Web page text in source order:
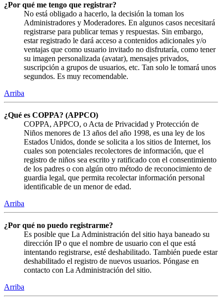
¿Por qué me tengo que registrar?
No está obligado a hacerlo, la decisión la toman los
Administradores y Moderadores. En algunos casos necesitará
registrarse para publicar temas y respuestas. Sin embargo,
estar registrado le dará acceso a contenidos adicionales y/o
ventajas que como usuario invitado no disfrutaría, como tener
su imagen personalizada (avatar), mensajes privados,
suscripción a grupos de usuarios, etc. Tan solo le tomará unos
segundos. Es muy recomendable.
Arriba
¿Qué es COPPA? (APPCO)
COPPA, APPCO, o Acta de Privacidad y Protección de
Niños menores de 13 años del año 1998, es una ley de los
Estados Unidos, donde se solicita a los sitios de Internet, los
cuales son potenciales recolectores de información, que el
registro de niños sea escrito y ratificado con el consentimiento
de los padres o con algún otro método de reconocimiento de
guardia legal, que permita recolectar información personal
identificable de un menor de edad.
Arriba
¿Por qué no puedo registrarme?
Es posible que La Administración del sitio haya baneado su
dirección IP o que el nombre de usuario con el que está
intentando registrarse, esté deshabilitado. También puede estar
deshabilitado el registro de nuevos usuarios. Póngase en
contacto con La Administración del sitio.
Arriba